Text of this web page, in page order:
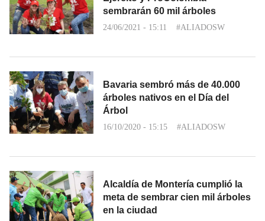
sembrarán 60 mil árboles
24/06/2021 - 15:11 #ALIADOSW
Bavaria sembró más de 40.000
árboles nativos en el Día del
Árbol
16/10/2020 - 15:15 #ALIADOSW
Alcaldía de Montería cumplió la
meta de sembrar cien mil árboles
en la ciudad